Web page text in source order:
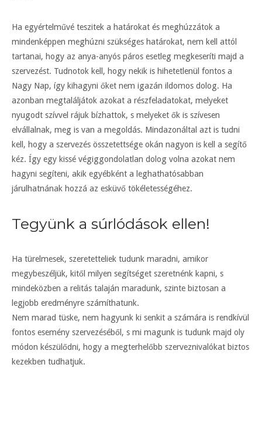
Ha egyértelművé teszitek a határokat és meghúzzátok a
mindenképpen meghúzni szükséges határokat, nem kell attól
tartanai, hogy az anya-anyós páros esetleg megkeseríti majd a
szervezést. Tudnotok kell, hogy nekik is hihetetlenül fontos a
Nagy Nap, így kihagyni őket nem igazán ildomos dolog. Ha
azonban megtaláljátok azokat a részfeladatokat, melyeket
nyugodt szívvel rájuk bízhattok, s melyeket ők is szívesen
elvállalnak, meg is van a megoldás. Mindazonáltal azt is tudni
kell, hogy a szervezés összetettsége okán nagyon is kell a segítő
kéz. Így egy kissé végiggondolatlan dolog volna azokat nem
hagyni segíteni, akik egyébként a leghathatósabban
járulhatnának hozzá az esküvő tökéletességéhez.
Tegyünk a súrlódások ellen!
Ha türelmesek, szeretetteliek tudunk maradni, amikor
megybeszéljük, kitől milyen segítséget szeretnénk kapni, s
mindeközben a relitás talaján maradunk, szinte biztosan a
legjobb eredményre számíthatunk.
Nem marad tüske, nem hagyunk ki senkit a számára is rendkívül
fontos esemény szervezéséből, s mi magunk is tudunk majd oly
módon készülődni, hogy a megterhelőbb szerveznivalókat biztos
kezekben tudhatjuk.